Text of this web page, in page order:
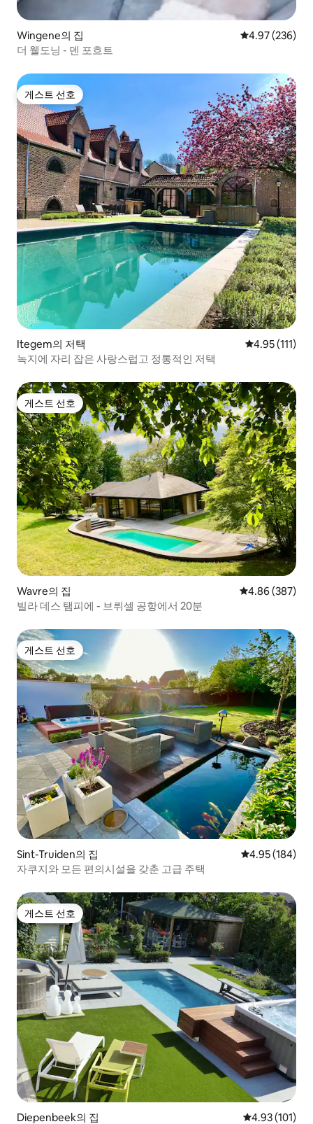
Wingene의 집 평점 4.97점(5
4.97 (236)
더 웰도닝 - 덴 포흐트
게스트 선호
게스트 선호
Itegem의 저택 평점 4.95점(5
4.95 (111)
녹지에 자리 잡은 사랑스럽고 정통적인 저택
게스트 선호
게스트 선호
Wavre의 집 평점 4.86점(5
4.86 (387)
빌라 데스 탬피에 - 브뤼셀 공항에서 20분
게스트 선호
게스트 선호
Sint-Truiden의 집 평점 4.95점(5
4.95 (184)
자쿠지와 모든 편의시설을 갖춘 고급 주택
게스트 선호
게스트 선호
Diepenbeek의 집 평점 4.93점(5
4.93 (101)